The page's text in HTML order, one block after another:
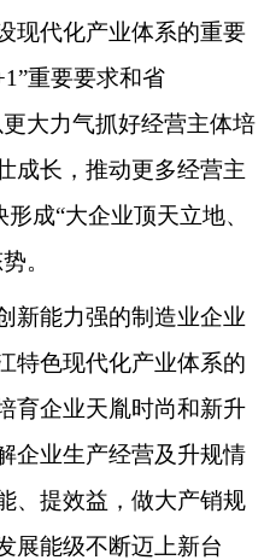
现代化产业体系的重要
重要要求和省
大力气抓好经营主体培
成长，推动更多经营主
成“大企业顶天立地、
。
能力强的制造业企业
特色现代化产业体系的
育企业天胤时尚和新升
企业生产经营及升规情
、提效益，做大产销规
展能级不断迈上新台